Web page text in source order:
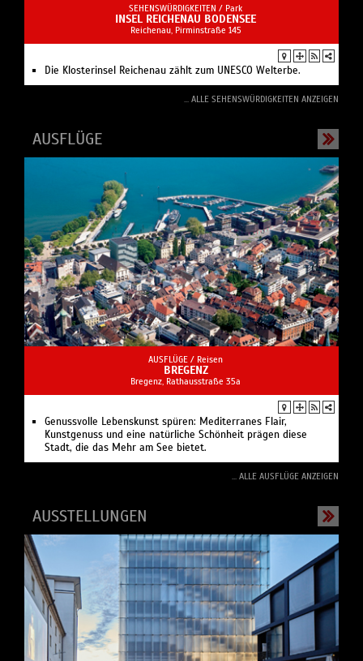
SEHENSWÜRDIGKEITEN / Park
INSEL REICHENAU BODENSEE
Reichenau, Pirminstraße 145
Die Klosterinsel Reichenau zählt zum UNESCO Welterbe.
... ALLE SEHENSWÜRDIGKEITEN ANZEIGEN
AUSFLÜGE
AUSFLÜGE / Reisen
BREGENZ
Bregenz, Rathausstraße 35a
Genussvolle Lebenskunst spüren: Mediterranes Flair,
Kunstgenuss und eine natürliche Schönheit prägen diese
Stadt, die das Mehr am See bietet.
... ALLE AUSFLÜGE ANZEIGEN
AUSSTELLUNGEN